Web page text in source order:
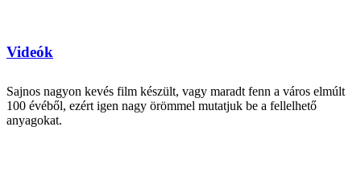
Videók
Sajnos nagyon kevés film készült, vagy maradt fenn a város elmúlt
100 évéből, ezért igen nagy örömmel mutatjuk be a fellelhető
anyagokat.